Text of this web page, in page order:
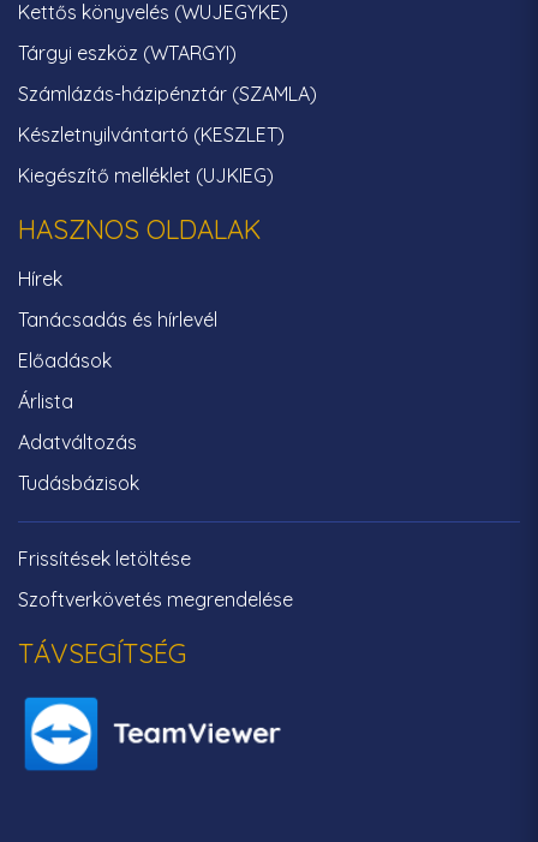
Kettős könyvelés (WUJEGYKE)
Tárgyi eszköz (WTARGYI)
Számlázás-házipénztár (SZAMLA)
Készletnyilvántartó (KESZLET)
Kiegészítő melléklet (UJKIEG)
HASZNOS OLDALAK
Hírek
Tanácsadás és hírlevél
Előadások
Árlista
Adatváltozás
Tudásbázisok
Frissítések letöltése
Szoftverkövetés megrendelése
TÁVSEGÍTSÉG